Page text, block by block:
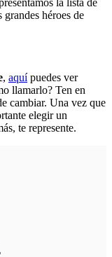
héroes de
, aquípuedes ver
llamarlo? Ten en
cambiar. Una vez que
elegir un
te represente.